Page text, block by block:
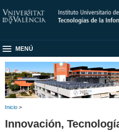
MENÚ
Inicio >
Innovación,